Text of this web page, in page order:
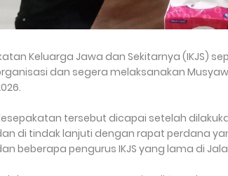
Keluarga Jawa dan Sekitarnya (IKJS)
dan segera melaksanakan
tersebut dicapai setelah
di tindak lanjuti dengan rapat perdana
beberapa pengurus IKJS yang lama di